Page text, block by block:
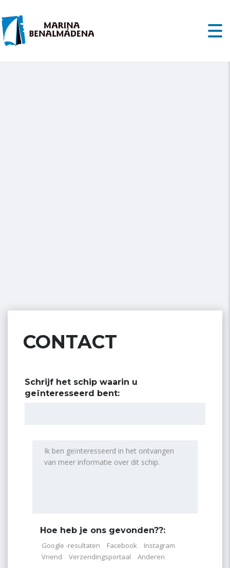
CONTACT
Schrijf het schip waarin u
geïnteresseerd bent:
Hoe heb je ons gevonden??:
Google -resultaten Facebook
Instagram
Vriend
Verzendingsportaal Anderen